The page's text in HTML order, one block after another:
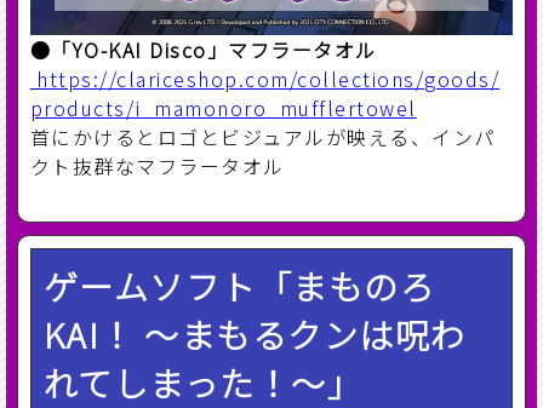
●「YO-KAI Disco」マフラータオル
https://clariceshop.com/collections/goods/
products/i_mamonoro_mufflertowel
首にかけるとロゴとビジュアルが映える、インパ
クト抜群なマフラータオル
ゲームソフト「まものろ
KAI！ ～まもるクンは呪わ
れてしまった！～」